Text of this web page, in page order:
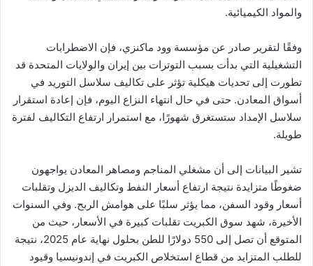
والمواد الكيميائية.
وفقًا لتقرير صادر عن مؤسسة وود ماكنزي، فإن الاضطرابات
التشغيلية التي بدأت بسبب التوترات بين إيران والولايات المتحدة قد
تطورت إلى تحديات هيكلية تؤثر على تكاليف سلاسل التوريد في
أسواق المعادن. حتى في حال انتهاء النزاع اليوم، فإن إعادة استقرار
سلاسل الإمداد ستستغرق شهورًا، مع استمرار ارتفاع التكاليف لفترة
طويلة.
تشير البيانات إلى أن مشغلي المناجم ومصاهر المعادن يواجهون
ضغوطًا متزايدة نتيجة ارتفاع أسعار النفط وتكاليف الديزل وتقلبات
أسعار وقود السفن، مما يؤثر سلبًا على هوامش الربح. وفي السنوات
الأخيرة، شهد سوق الكبريت تقلبات كبيرة في الأسعار، حيث من
المتوقع أن تصل إلى 550 دولارًا للطن بحلول نهاية عام 2025، نتيجة
للطلب المتزايد من قطاع استخلاص الكبريت في إندونيسيا وقيود